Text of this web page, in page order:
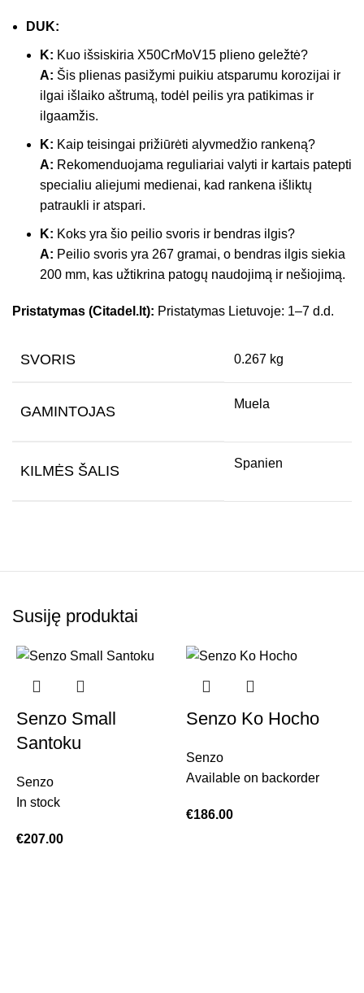
DUK:
K: Kuo išsiskiria X50CrMoV15 plieno geležtė?
A: Šis plienas pasižymi puikiu atsparumu korozijai ir
ilgai išlaiko aštrumą, todėl peilis yra patikimas ir
ilgaamžis.
K: Kaip teisingai prižiūrėti alyvmedžio rankeną?
A: Rekomenduojama reguliariai valyti ir kartais patepti
specialiu aliejumi medienai, kad rankena išliktų
patraukli ir atspari.
K: Koks yra šio peilio svoris ir bendras ilgis?
A: Peilio svoris yra 267 gramai, o bendras ilgis siekia
200 mm, kas užtikrina patogų naudojimą ir nešiojimą.
Pristatymas (Citadel.lt): Pristatymas Lietuvoje: 1–7 d.d.
SVORIS 0.267 kg
GAMINTOJAS Muela
KILMĖS ŠALIS Spanien
Susiję produktai
Senzo Small
Santoku
Senzo
In stock
€207.00
Senzo Ko Hocho
Senzo
Available on backorder
€186.00